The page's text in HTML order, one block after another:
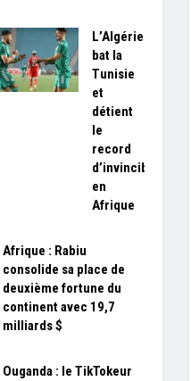
L’Algérie
bat la
Tunisie
et
détient
le
record
d’invincibilité
en
Afrique
Afrique : Rabiu
consolide sa place de
deuxième fortune du
continent avec 19,7
milliards $
Ouganda : le TikTokeur